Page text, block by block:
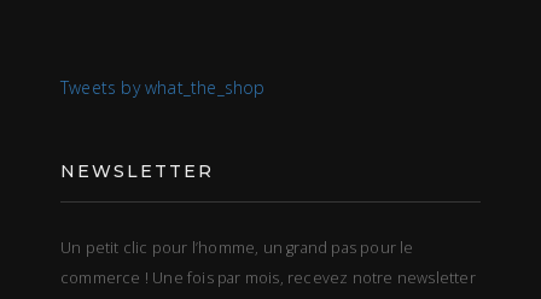
Tweets by what_the_shop
NEWSLETTER
Un petit clic pour l’homme, un grand pas pour le
commerce ! Une fois par mois, recevez notre newsletter